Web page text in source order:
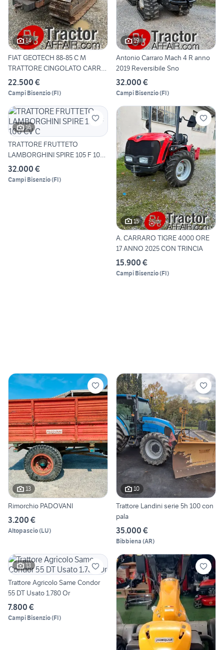
14
FIAT GEOTECH 88-85 C M
TRATTORE CINGOLATO CARRO
MO
22.500 €
Campi Bisenzio(FI)
19
Antonio Carraro Mach 4 R anno
2019 Reversibile Sno
32.000 €
Campi Bisenzio(FI)
16
TRATTORE FRUTTETO
LAMBORGHINI SPIRE 105 F 100
CV C
32.000 €
Campi Bisenzio(FI)
15
A. CARRARO TIGRE 4000 ORE
17 ANNO 2025 CON TRINCIA
15.900 €
Campi Bisenzio(FI)
13
Rimorchio PADOVANI
3.200 €
Altopascio(LU)
10
Trattore Landini serie 5h 100 con
pala
35.000 €
Bibbiena (AR)
13
Trattore Agricolo Same Condor
55 DT Usato 1.780 Or
7.800 €
Campi Bisenzio(FI)